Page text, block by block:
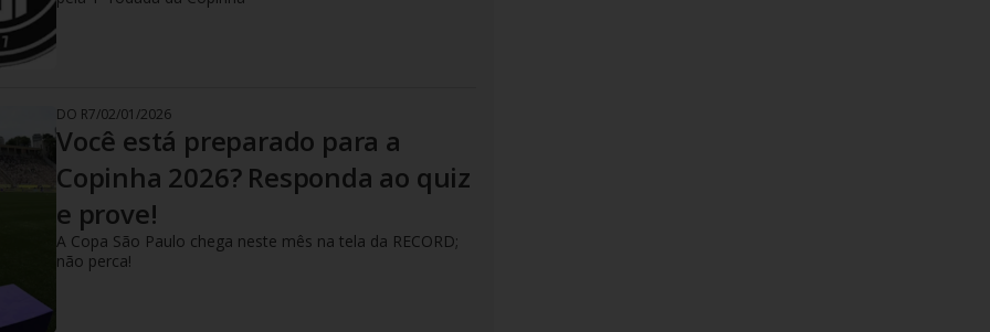
DO R7/02/01/2026
Você está preparado para a
Copinha 2026? Responda ao quiz
e prove!
A Copa São Paulo chega neste mês na tela da RECORD;
não perca!